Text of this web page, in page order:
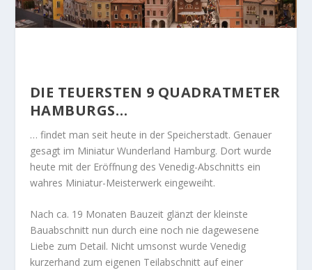
DIE TEUERSTEN 9 QUADRATMETER
HAMBURGS…
… findet man seit heute in der Speicherstadt. Genauer
gesagt im Miniatur Wunderland Hamburg. Dort wurde
heute mit der Eröffnung des Venedig-Abschnitts ein
wahres Miniatur-Meisterwerk eingeweiht.
Nach ca. 19 Monaten Bauzeit glänzt der kleinste
Bauabschnitt nun durch eine noch nie dagewesene
Liebe zum Detail. Nicht umsonst wurde Venedig
kurzerhand zum eigenen Teilabschnitt auf einer